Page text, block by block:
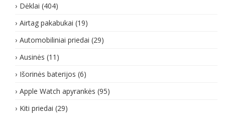
Dėklai (404)
Airtag pakabukai (19)
Automobiliniai priedai (29)
Ausinės (11)
Išorinės baterijos (6)
Apple Watch apyrankės (95)
Kiti priedai (29)